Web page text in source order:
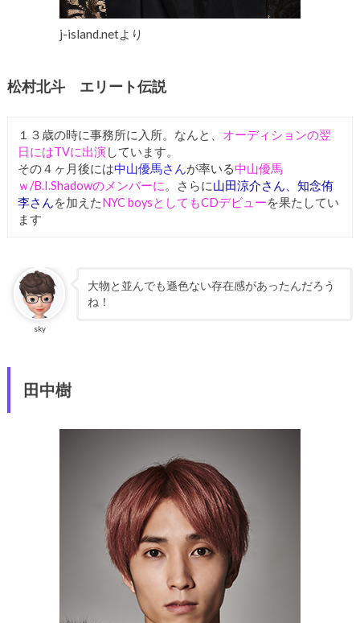
j-island.netより
松村北斗 エリート伝説
１３歳の時に事務所に入所。なんと、 オーディションの翌
日にはTVに出演しています。
その４ヶ月後には中山優馬さんが率いる中山優馬
ｗ/B.I.Shadowのメンバーに 。さらに山田涼介さん、知念侑
李さんを加えたNYC boysとしてもCDデビューを果たしてい
ます
sky
大物と並んでも遜色ない存在感があったんだろう
ね！
田中樹